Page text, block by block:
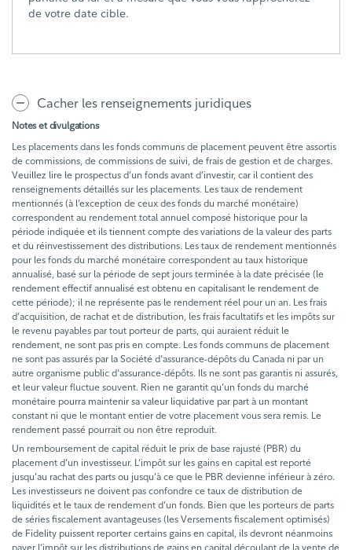
de votre date cible.
Cacher les renseignements juridiques
Notes et divulgations
Les placements dans les fonds communs de placement peuvent être assortis
de commissions, de commissions de suivi, de frais de gestion et de charges.
Veuillez lire le prospectus d’un fonds avant d’investir, car il contient des
renseignements détaillés sur les placements. Les taux de rendement
mentionnés (à l’exception de ceux des fonds du marché monétaire)
correspondent au rendement total annuel composé historique pour la
période indiquée et ils tiennent compte des variations de la valeur des parts
et du réinvestissement des distributions. Les taux de rendement mentionnés
pour les fonds du marché monétaire correspondent au taux historique
annualisé, basé sur la période de sept jours terminée à la date précisée (le
rendement effectif annualisé est obtenu en capitalisant le rendement de
cette période); il ne représente pas le rendement réel pour un an. Les frais
d’acquisition, de rachat et de distribution, les frais facultatifs et les impôts sur
le revenu payables par tout porteur de parts, qui auraient réduit le
rendement, ne sont pas pris en compte. Les fonds communs de placement
ne sont pas assurés par la Société d'assurance-dépôts du Canada ni par un
autre organisme public d'assurance-dépôts. Ils ne sont pas garantis ni assurés,
et leur valeur fluctue souvent. Rien ne garantit qu’un fonds du marché
monétaire pourra maintenir sa valeur liquidative par part à un montant
constant ni que le montant entier de votre placement vous sera remis. Le
rendement passé pourrait ou non être reproduit.
Un remboursement de capital réduit le prix de base rajusté (PBR) du
placement d’un investisseur. L’impôt sur les gains en capital est reporté
jusqu’au rachat des parts ou jusqu’à ce que le PBR devienne inférieur à zéro.
Les investisseurs ne doivent pas confondre ce taux de distribution de
liquidités et le taux de rendement d’un fonds. Bien que les porteurs de parts
de séries fiscalement avantageuses (les Versements fiscalement optimisés)
de Fidelity puissent reporter certains gains en capital, ils devront néanmoins
payer l’impôt sur les distributions de gains en capital découlant de la vente de